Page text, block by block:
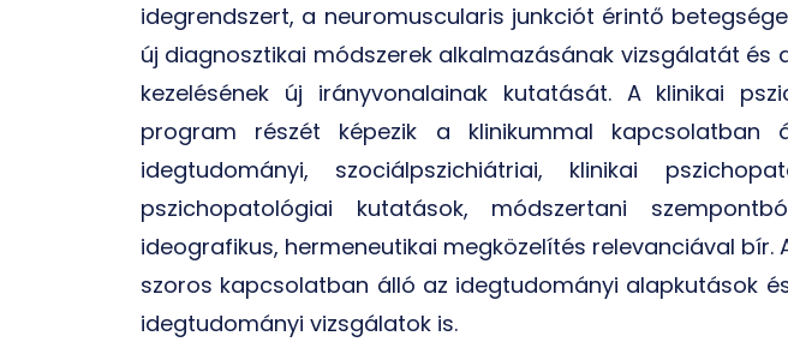
idegrendszert, a neuromuscularis junkciót érintő
új diagnosztikai módszerek alkalmazásának vizsgálatát és
kezelésének új irányvonalainak kutatását. A klinikai
program részét képezik a klinikummal kapcsolatban
idegtudományi, szociálpszichiátriai, klinikai
pszichopatológiai kutatások, módszertani
ideografikus, hermeneutikai megközelítés relevanciával
szoros kapcsolatban álló az idegtudományi alapkutások
idegtudományi vizsgálatok is.